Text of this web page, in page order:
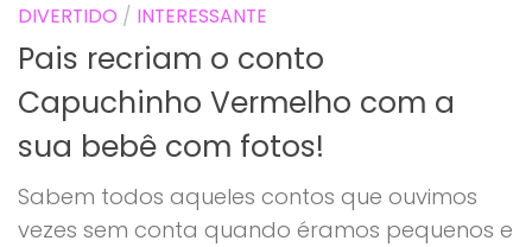
DIVERTIDO / INTERESSANTE
Pais recriam o conto
Capuchinho Vermelho com a
sua bebê com fotos!
Sabem todos aqueles contos que ouvimos
vezes sem conta quando éramos pequenos e